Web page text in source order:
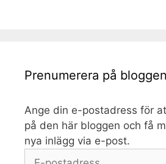
Prenumerera på
Ange din e-postadress för
på den här bloggen och få
nya inlägg via e-post.